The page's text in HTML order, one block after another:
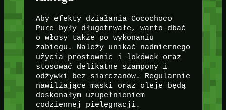
Aby efekty działania Cocochoco
Pure były długotrwałe, warto dbać
o włosy także po wykonaniu
zabiegu. Należy unikać nadmiernego
użycia prostownic i lokówek oraz
stosować delikatne szampony i
odżywki bez siarczanów. Regularnie
nawilżające maski oraz oleje będą
doskonałym uzupełnieniem
codziennej pielęgnacji.